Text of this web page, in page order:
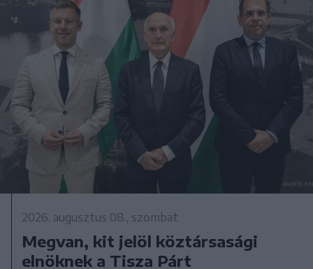
2026. augusztus 08., szombat
Megvan, kit jelöl köztársasági
elnöknek a Tisza Párt